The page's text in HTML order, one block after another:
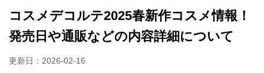
コスメデコルテ2025春新作コスメ情報！
発売日や通販などの内容詳細について
更新日： 2026-02-16